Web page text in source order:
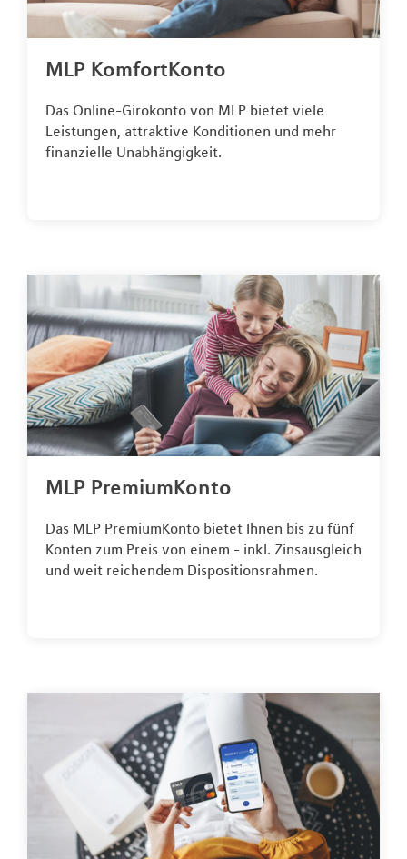
MLP KomfortKonto
Das Online-Girokonto von MLP bietet viele
Leistungen, attraktive Konditionen und mehr
finanzielle Unabhängigkeit.
MLP PremiumKonto
Das MLP PremiumKonto bietet Ihnen bis zu fünf
Konten zum Preis von einem - inkl. Zinsausgleich
und weit reichendem Dispositionsrahmen.